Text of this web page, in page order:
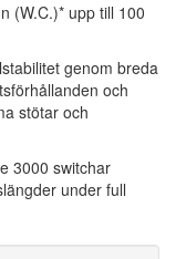
(W.C.)* upp till 100
genom breda
och
stötar och
3000 switchar
under full